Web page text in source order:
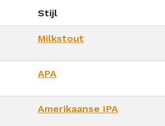
Stijl
Milkstout
APA
Amerikaanse IPA